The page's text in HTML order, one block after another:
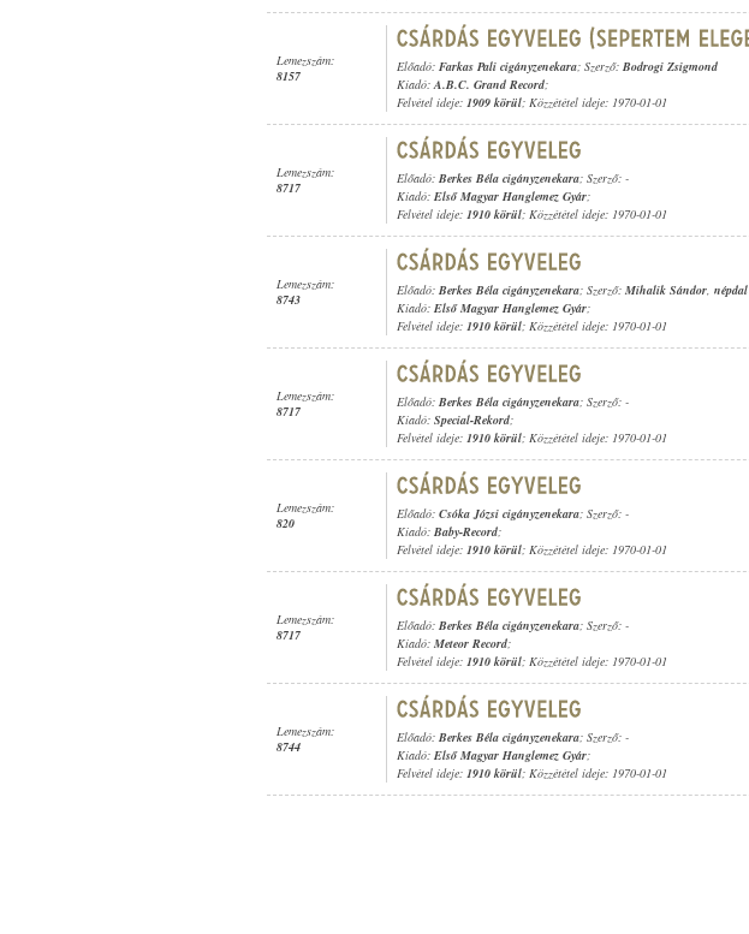
Lemezszám:
8157
Előadó: Farkas Pali cigányzenekara; Szerző: Bodrogi Zsigmond
Kiadó:A.B.C. Grand Record;
Felvétel ideje: 1909 körül; Közzététel ideje: 1970-01-01
Lemezszám:
8717
Előadó: Berkes Béla cigányzenekara; Szerző: -
Kiadó: Első Magyar Hanglemez Gyár;
Felvétel ideje: 1910 körül; Közzététel ideje: 1970-01-01
Lemezszám:
8743
Előadó: Berkes Béla cigányzenekara; Szerző: Mihalik Sándor, népdal
Kiadó: Első Magyar Hanglemez Gyár;
Felvétel ideje: 1910 körül; Közzététel ideje: 1970-01-01
Lemezszám:
8717
Előadó: Berkes Béla cigányzenekara; Szerző: -
Kiadó: Special-Rekord;
Felvétel ideje: 1910 körül; Közzététel ideje: 1970-01-01
Lemezszám:
820
Előadó: Csóka Józsi cigányzenekara; Szerző: -
Kiadó: Baby-Record;
Felvétel ideje: 1910 körül; Közzététel ideje: 1970-01-01
Lemezszám:
8717
Előadó: Berkes Béla cigányzenekara; Szerző: -
Kiadó: Meteor Record;
Felvétel ideje: 1910 körül; Közzététel ideje: 1970-01-01
Lemezszám:
8744
Előadó: Berkes Béla cigányzenekara; Szerző: -
Kiadó: Első Magyar Hanglemez Gyár;
Felvétel ideje: 1910 körül; Közzététel ideje: 1970-01-01